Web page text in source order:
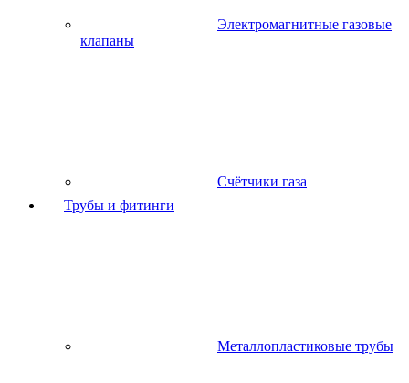
Электромагнитные газовые
клапаны
Счётчики газа
Трубы и фитинги
Металлопластиковые трубы